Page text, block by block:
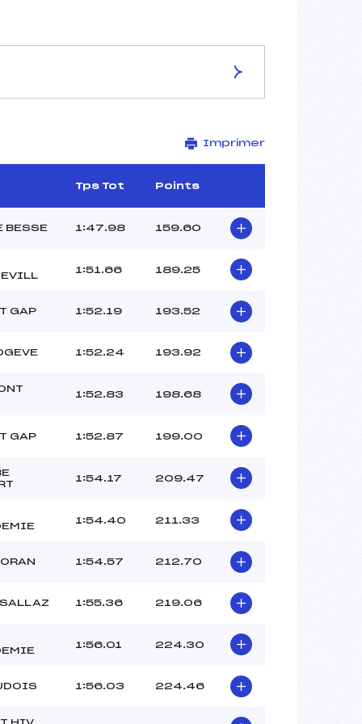
LES GARDES
1450
2640/12/10
11H30
GRARE JOFFREY (AU)
-5
Imprimer
Tps Tot Points
BESSE 1:47.98 159.60
1:51.66 189.25
GAP 1:52.19 193.52
1:52.24 193.92
1:52.83 198.68
GAP 1:52.87 199.00
1:54.17 209.47
1:54.40 211.33
1:54.57 212.70
1:55.36 219.06
1:56.01 224.30
1:56.03 224.46